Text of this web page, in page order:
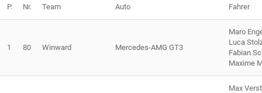
P. Nr. Team Auto Fahrer
1 80 Winward Mercedes-AMG GT3
Maro
Luca
Fabian
Maxime
Max